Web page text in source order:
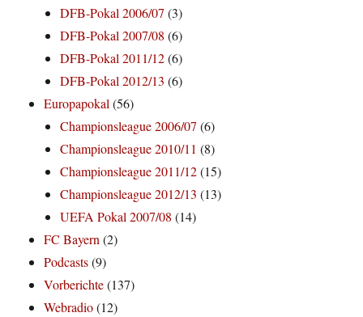
DFB-Pokal 2006/07 (3)
DFB-Pokal 2007/08 (6)
DFB-Pokal 2011/12(6)
DFB-Pokal 2012/13 (6)
Europapokal(56)
Championsleague 2006/07 (6)
Championsleague 2010/11 (8)
Championsleague 2011/12(15)
Championsleague 2012/13 (13)
UEFA Pokal 2007/08 (14)
FC Bayern(2)
Podcasts(9)
Vorberichte(137)
Webradio(12)